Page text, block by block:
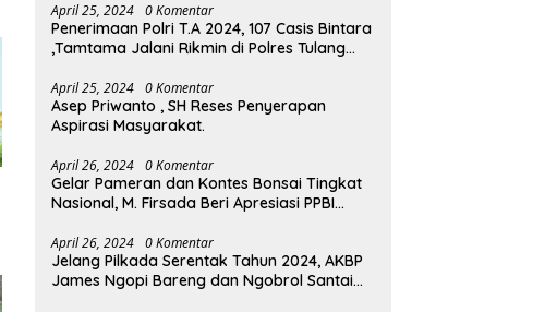
April 25, 2024 0 Komentar
Penerimaan Polri T.A 2024, 107 Casis Bintara
,Tamtama Jalani Rikmin di Polres Tulang
April 25, 2024 0 Komentar
Asep Priwanto , SH Reses Penyerapan
Aspirasi Masyarakat.
April 26, 2024 0 Komentar
Gelar Pameran dan Kontes Bonsai Tingkat
Nasional, M. Firsada Beri Apresiasi PPBI
April 26, 2024 0 Komentar
Jelang Pilkada Serentak Tahun 2024, AKBP
James Ngopi Bareng dan Ngobrol Santai